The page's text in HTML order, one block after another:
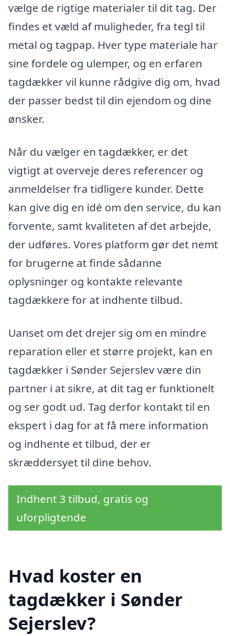
vælge de rigtige materialer til dit tag. Der
findes et væld af muligheder, fra tegl til
metal og tagpap. Hver type materiale har
sine fordele og ulemper, og en erfaren
tagdækker vil kunne rådgive dig om, hvad
der passer bedst til din ejendom og dine
ønsker.
Når du vælger en tagdækker, er det
vigtigt at overveje deres referencer og
anmeldelser fra tidligere kunder. Dette
kan give dig en idé om den service, du kan
forvente, samt kvaliteten af det arbejde,
der udføres. Vores platform gør det nemt
for brugerne at finde sådanne
oplysninger og kontakte relevante
tagdækkere for at indhente tilbud.
Uanset om det drejer sig om en mindre
reparation eller et større projekt, kan en
tagdækker i Sønder Sejerslev være din
partner i at sikre, at dit tag er funktionelt
og ser godt ud. Tag derfor kontakt til en
ekspert i dag for at få mere information
og indhente et tilbud, der er
skræddersyet til dine behov.
Indhent 3 tilbud, gratis og
uforpligtende
Hvad koster en
tagdækker i Sønder
Sejerslev?